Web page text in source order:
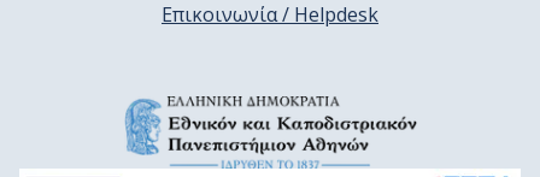
Επικοινωνία / Helpdesk